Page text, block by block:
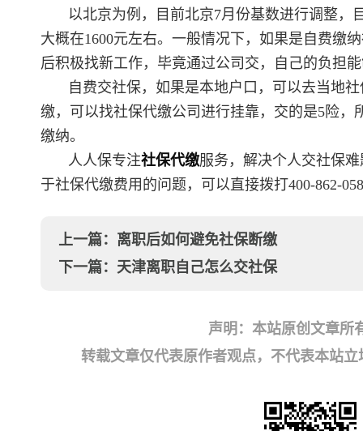
以北京为例，目前北京7月份基数进行调整，
大概在1600元左右。一般情况下，如果是自费缴
后积极找新工作，毕竟通过公司交，自己的负担
自费交社保，如果是本地户口，可以去当地
缴，可以找社保代缴公司进行挂靠，交的是5险
缴纳。
人人保专注社保代缴服务，解决个人交社保
于社保代缴费用的问题，可以直接拨打400-862-
上一篇： 离职后如何避免社保断缴
下一篇： 天津离职自己怎么交社保
声明：本站原创文章所
转载文章仅代表原作者观点，不代表本站